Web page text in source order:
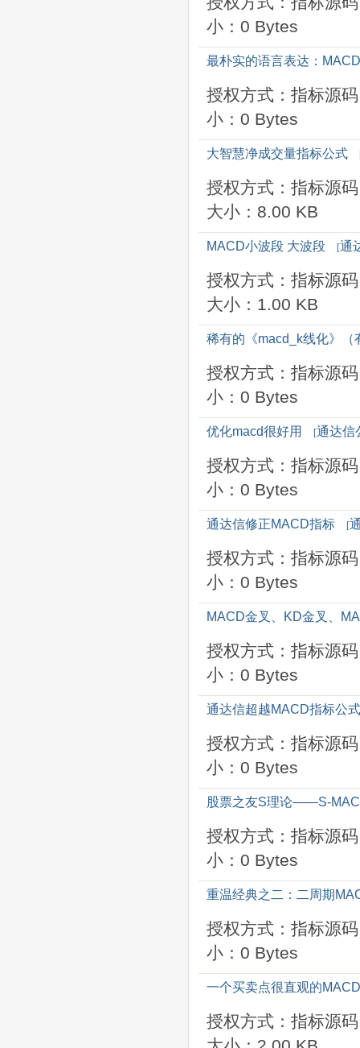
小：0 Bytes
最朴实的语言表达：
授权方式：指标源码
小：0 Bytes
大智慧净成交量指标公式
授权方式：指标源码
大小：8.00 KB
MACD小波段 大波段 [通
授权方式：指标源码
大小：1.00 KB
稀有的《macd_k线化》
授权方式：指标源码
小：0 Bytes
优化macd很好用 [通达信
授权方式：指标源码
小：0 Bytes
通达信修正MACD指标 [
授权方式：指标源码
小：0 Bytes
MACD金叉、KD金叉、
授权方式：指标源码
小：0 Bytes
通达信超越MACD指标公
授权方式：指标源码
小：0 Bytes
股票之友S理论——S-
授权方式：指标源码
小：0 Bytes
重温经典之二：二周期
授权方式：指标源码
小：0 Bytes
一个买卖点很直观的
授权方式：指标源码